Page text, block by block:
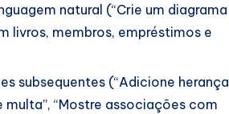
natural (“Crie um diagrama
livros, membros, empréstimos e
subsequentes (“Adicione herança
“Mostre associações com